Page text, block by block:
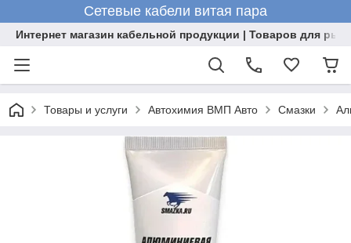
Сетевые кабели витая пара
Интернет магазин кабельной продукции | Товаров для
Товары и услуги Автохимия ВМП Авто Смазки